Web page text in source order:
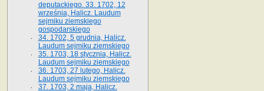
deputackiego. 33. 1702, 12
września, Halicz. Laudum
sejmiku ziemskiego
gospodarskiego
34. 1702, 5 grudnia, Halicz.
Laudum sejmiku ziemskiego
35. 1703, 18 stycznia, Halicz.
Laudum sejmiku ziemskiego
36. 1703, 27 lutego, Halicz.
Laudum sejmiku ziemskiego
37. 1703, 2 maja, Halicz.